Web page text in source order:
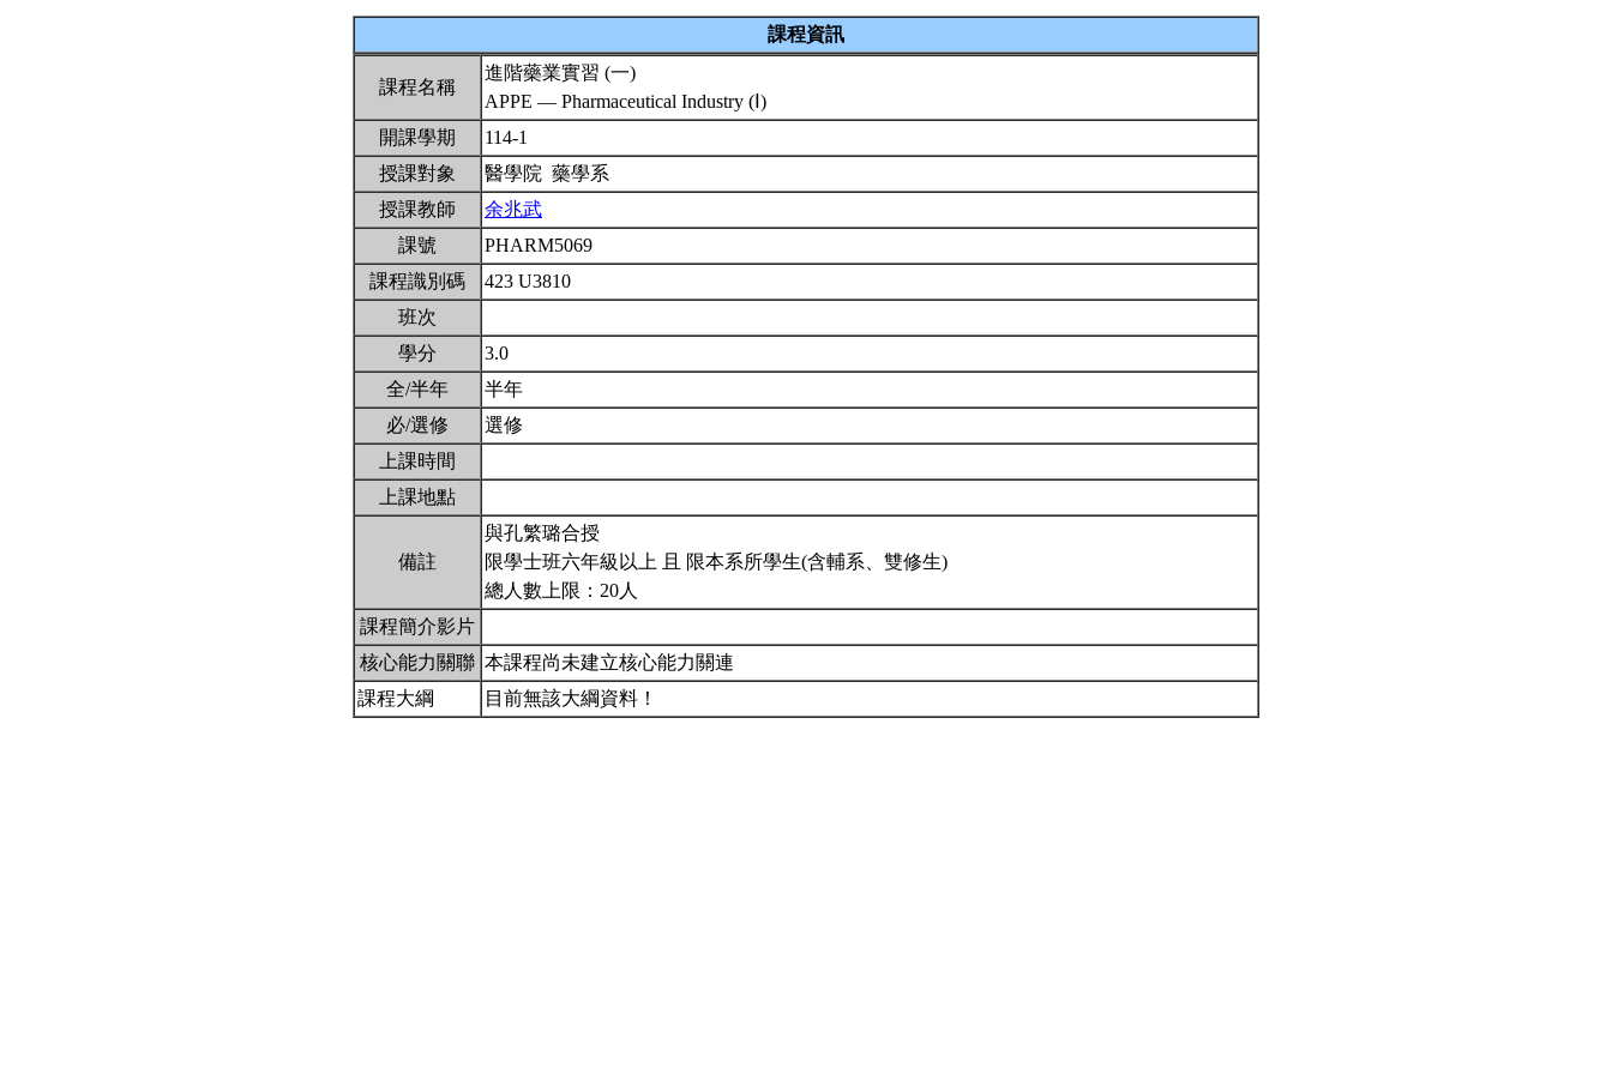
課程資訊
課程名稱
進階藥業實習 (一)
APPE — Pharmaceutical Industry (Ⅰ)
開課學期
114-1
授課對象
醫學院 藥學系
授課教師
余兆武
課號
PHARM5069
課程識別碼
423 U3810
班次
學分
3.0
全/半年
半年
必/選修
選修
上課時間
上課地點
備註
與孔繁璐合授
限學士班六年級以上 且 限本系所學生(含輔系、雙修生)
總人數上限：20人
課程簡介影片
核心能力關聯 本課程尚未建立核心能力關連
課程大綱
目前無該大綱資料！